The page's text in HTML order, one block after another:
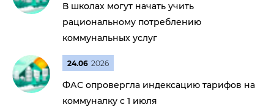
В школах могут начать учить
рациональному потреблению
коммунальных услуг
24.06 2026
ФАС опровергла индексацию тарифов на
коммуналку с 1 июля